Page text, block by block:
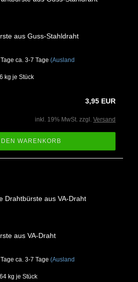
aus Guss-Stahldraht
ca. 3-7 Tage (Ausland
kg je Stück
3,95 EUR
inkl. 19% MwSt. zzgl. Versand
DEN WARENKORB
aus VA-Draht
ca. 3-7 Tage (Ausland
kg je Stück